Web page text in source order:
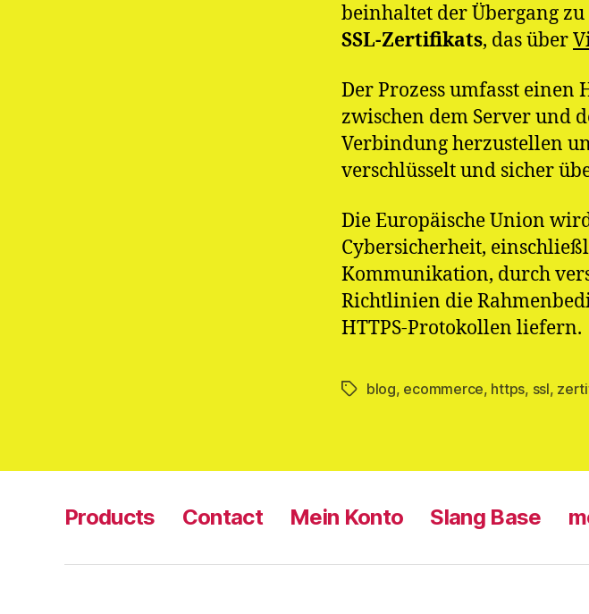
beinhaltet der Übergang zu
SSL-Zertifikats, das über
Der Prozess umfasst einen
zwischen dem Server und
Verbindung herzustellen
verschlüsselt und sicher
Die Europäische Union
Cybersicherheit,
Kommunikation, durch
Richtlinien die
HTTPS-Protokollen liefern.
Schlagwörter
blog, ecommerce, https, ssl,
Products Contact Mein Konto Slang Base